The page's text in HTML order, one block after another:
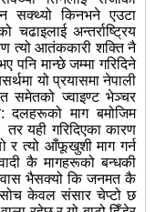
सक्थ्यो किनभने एउटा
चढाइलाई अन्तर्राष्ट्रिय
त्यो आतंककारी शक्ति नै
पनि मान्छे जम्मा गरिदिने
यो प्रयासमा नेपाली
समेतको ज्वाइण्ट भेञ्चर
माग बमोजिम
यही गरिदिएका कारण
र त्यो आँफूखुशी माग गर्न
कै मागहरूको बन्धकी
भैसक्यो कि जनमत कै
केवल संसार चेप्टो छ